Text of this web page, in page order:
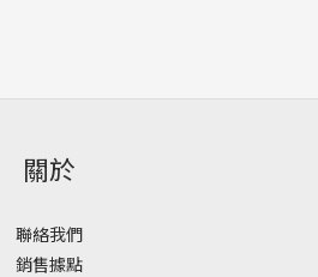
關於
聯絡我們
銷售據點